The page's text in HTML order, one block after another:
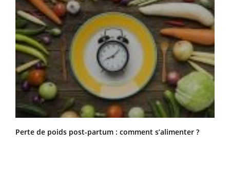
Perte de poids post-partum : comment s’alimenter ?